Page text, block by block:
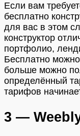
Если вам
бесплатно
для вас в этом
конструктор
портфолио,
Бесплатно можно
больше можно
определённый
тарифов
3 —